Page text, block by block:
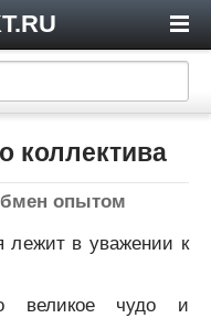
коллектива
опытом
лежит в уважении к
великое чудо и